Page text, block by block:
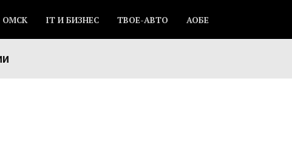
ОМСК IT И БИЗНЕС ТВОЕ-АВТО АОБЕ